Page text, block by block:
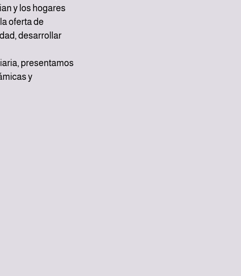
y los hogares
oferta de
desarrollar
presentamos
y